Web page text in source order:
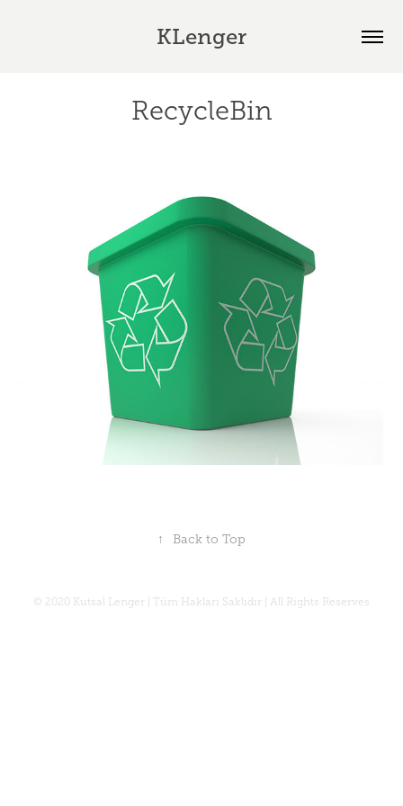
KLenger
RecycleBin
↑ Back to Top
© 2020 Kutsal Lenger | Tüm Hakları Saklıdır | All Rights Reserves